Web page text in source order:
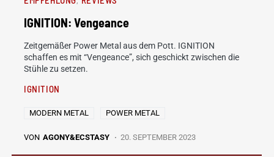
IGNITION: Vengeance
Zeitgemäßer Power Metal aus dem Pott. IGNITION
schaffen es mit “Vengeance”, sich geschickt zwischen die
Stühle zu setzen.
IGNITION
MODERN METAL POWER METAL
VON AGONY&ECSTASY 20. SEPTEMBER 2023